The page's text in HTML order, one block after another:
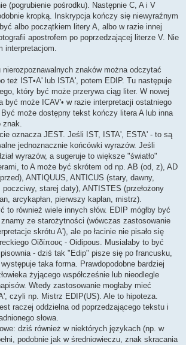
(pogrubienie pośrodku). Następnie C, A i V
kropką. Inskrypcja kończy się niewyraźnym
albo początkiem litery A, albo w razie innej
apostrofem po poprzedzającej literze V. Nie
interpretacjom.
nierozpoznawalnych znaków można odczytać
też IST•A' lub ISTA', potem EDIP. Tu następuje
który być może przerywa ciąg liter. W nowej
być może ICAV'• w razie interpretacji ostatniego
może dostępny tekst kończy litera A lub inna
znak.
oznacza JEST. Jeśli IST, ISTA', ESTA' - to są
jednoznacznie końcówki wyrazów. Jeśli
wyrazów, a sugeruje to większe "światło"
to A może być skrótem od np. AB (od, z), AD
ANTIQUUS, ANTICUS (stary, dawny,
starej daty), ANTISTES (przełożony
arcykapłan, pierwszy kapłan, mistrz).
to również wiele innych słów. EDIP mógłby być
ze starożytności (wówczas zastosowanie
skrótu A'), ale po łacinie nie pisało się
Οἰδίπους - Oidipous. Musiałaby to być
- dziś tak "Edip" pisze się po francusku,
taka forma. Prawdopodobne bardziej
żyjącego współcześnie lub nieodlegle
Wtedy zastosowanie mogłaby mieć
czyli np. Mistrz EDIP(US). Ale to hipoteza.
raczej oddzielna od poprzedzającego tekstu i
słowa.
dziś również w niektórych językach (np. w
podobnie jak w średniowieczu, znak skracania